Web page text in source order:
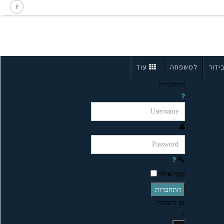
בידור למשפחה עוד
התחברות
זכור אותי
התחברות
נא להמתין...
×